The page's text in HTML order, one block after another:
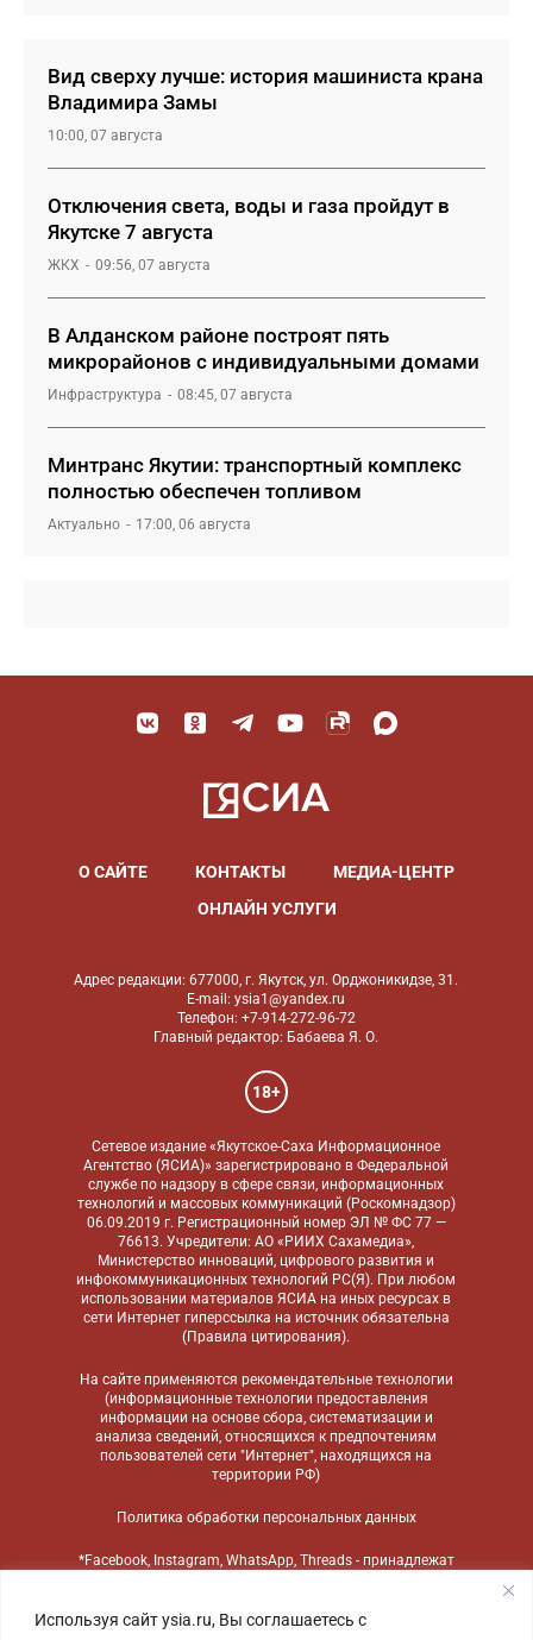
Используя сайт ysia.ru, Вы соглашаетесь с
Вид сверху лучше: история машиниста крана
Владимира Замы
10:00, 07 августа
Отключения света, воды и газа пройдут в
Якутске 7 августа
ЖКХ 09:56, 07 августа
В Алданском районе построят пять
микрорайонов с индивидуальными домами
Инфраструктура 08:45, 07 августа
Минтранс Якутии: транспортный комплекс
полностью обеспечен топливом
Актуально 17:00, 06 августа
О САЙТЕ КОНТАКТЫ
МЕДИА-ЦЕНТР
ОНЛАЙН УСЛУГИ
Адрес редакции: 677000, г. Якутск, ул. Орджоникидзе, 31.
E-mail: ysia1@yandex.ru
Телефон: +7-914-272-96-72
Главный редактор: Бабаева Я. О.
18+
Сетевое издание «Якутское-Саха Информационное
Агентство (ЯСИА)» зарегистрировано в Федеральной
службе по надзору в сфере связи, информационных
технологий и массовых коммуникаций (Роскомнадзор)
06.09.2019 г. Регистрационный номер ЭЛ № ФС 77 —
76613. Учредители: АО «РИИХ Сахамедиа»,
Министерство инноваций, цифрового развития и
инфокоммуникационных технологий РС(Я). При любом
использовании материалов ЯСИА на иных ресурсах в
сети Интернет гиперссылка на источник обязательна
(Правила цитирования).
На сайте применяются рекомендательные технологии
(информационные технологии предоставления
информации на основе сбора, систематизации и
анализа сведений, относящихся к предпочтениям
пользователей сети "Интернет", находящихся на
территории РФ)
Политика обработки персональных данных
*Facebook, Instagram, WhatsApp, Threads - принадлежат